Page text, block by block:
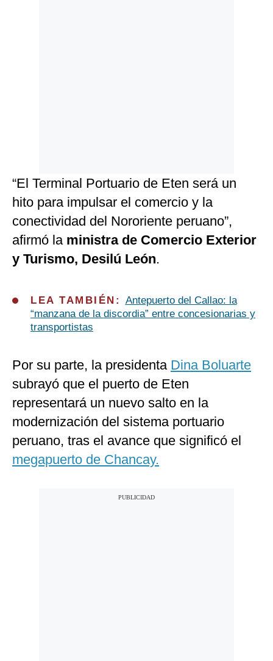
“El Terminal Portuario de Eten será un
hito para impulsar el comercio y la
conectividad del Nororiente peruano”,
afirmó la ministra de Comercio Exterior
y Turismo, Desilú León.
LEA TAMBIÉN: Antepuerto del Callao: la
“manzana de la discordia” entre concesionarias y
transportistas
Por su parte, la presidenta Dina Boluarte
subrayó que el puerto de Eten
representará un nuevo salto en la
modernización del sistema portuario
peruano, tras el avance que significó el
megapuerto de Chancay.